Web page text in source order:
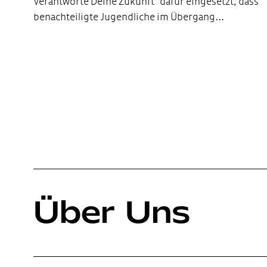
benachteiligte Jugendliche im Übergang…
Über Uns